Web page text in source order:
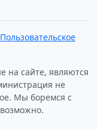
Пользовательское
на сайте, являются
не
Мы боремся с